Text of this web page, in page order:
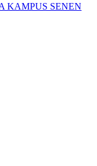
KAMPUS SENEN